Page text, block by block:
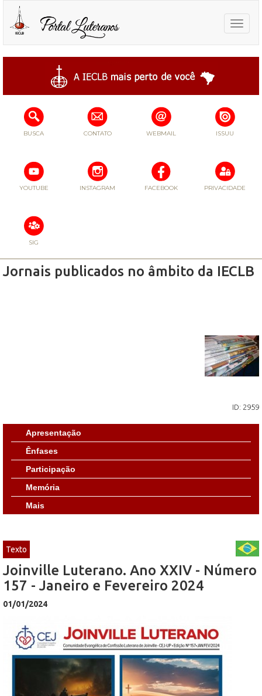
Toggle
BUSCA CONTATO WEBMAIL ISSUU
YOUTUBE INSTAGRAM FACEBOOK PRIVACIDADE
SIG
Jornais publicados no âmbito da IECLB
ID: 2959
Apresentação
Ênfases
Participação
Memória
Mais
Texto
Joinville Luterano. Ano XXIV - Número
157 - Janeiro e Fevereiro 2024
01/01/2024